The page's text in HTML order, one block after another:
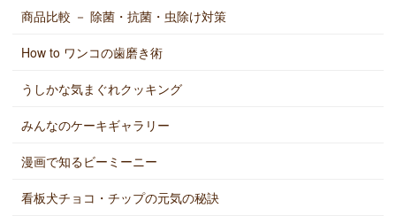
商品比較 － 除菌・抗菌・虫除け対策
How to ワンコの歯磨き術
うしかな気まぐれクッキング
みんなのケーキギャラリー
漫画で知るビーミーニー
看板犬チョコ・チップの元気の秘訣